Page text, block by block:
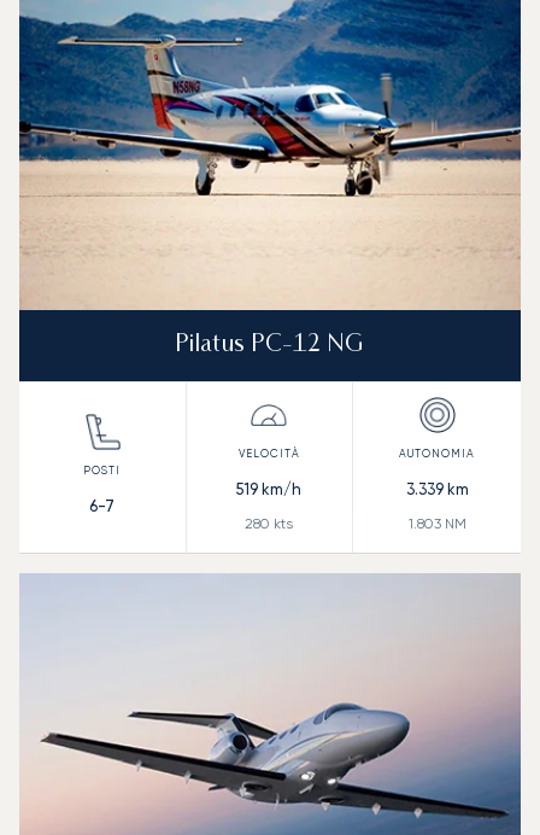
Velocità (nodi)
Autonomia
Autonomia (NM)
Pilatus PC-12 NG
6-7
519 km/h
280 kts
3.339km
1.803NM